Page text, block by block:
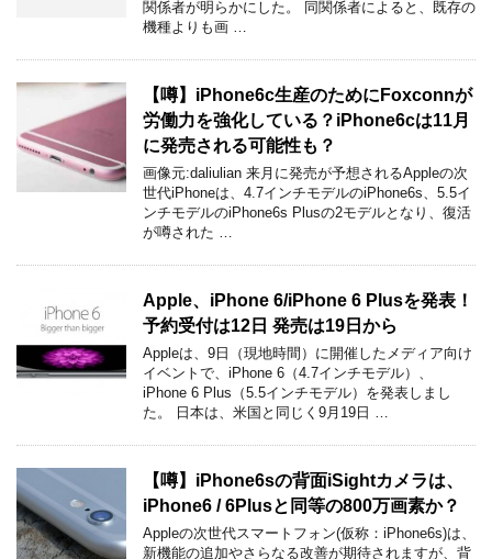
関係者が明らかにした。 同関係者によると、既存の
機種よりも画 …
【噂】iPhone6c生産のためにFoxconnが
労働力を強化している？iPhone6cは11月
に発売される可能性も？
画像元:daliulian 来月に発売が予想されるAppleの次
世代iPhoneは、4.7インチモデルのiPhone6s、5.5イ
ンチモデルのiPhone6s Plusの2モデルとなり、復活
が噂された …
Apple、iPhone 6/iPhone 6 Plusを発表！
予約受付は12日 発売は19日から
Appleは、9日（現地時間）に開催したメディア向け
イベントで、iPhone 6（4.7インチモデル）、
iPhone 6 Plus（5.5インチモデル）を発表しまし
た。 日本は、米国と同じく9月19日 …
【噂】iPhone6sの背面iSightカメラは、
iPhone6 / 6Plusと同等の800万画素か？
Appleの次世代スマートフォン(仮称：iPhone6s)は、
新機能の追加やさらなる改善が期待されますが、背